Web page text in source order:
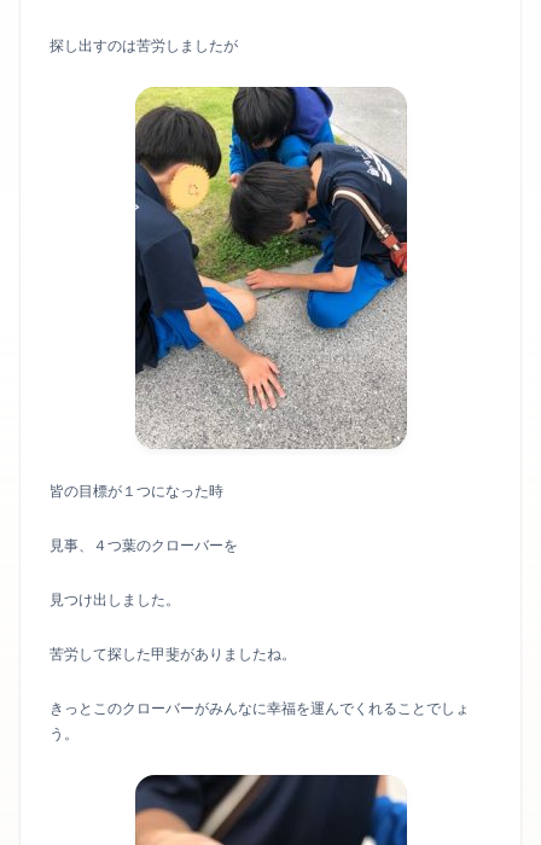
探し出すのは苦労しましたが
皆の目標が１つになった時
見事、４つ葉のクローバーを
見つけ出しました。
苦労して探した甲斐がありましたね。
きっとこのクローバーがみんなに幸福を運んでくれることでしょ
う。